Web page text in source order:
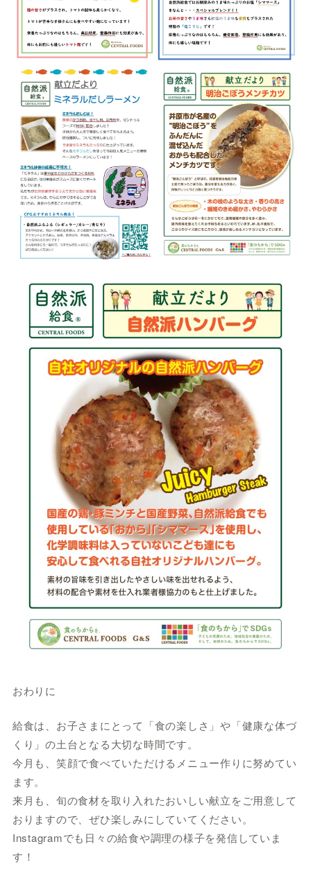
おわりに
給食は、お子さまにとって「食の楽しさ」や「健康な体づ
くり」の土台となる大切な時間です。
今月も、笑顔で食べていただけるメニュー作りに努めてい
ます。
来月も、旬の食材を取り入れたおいしい献立をご用意して
おりますので、ぜひ楽しみにしていてください。
Instagramでも日々の給食や調理の様子を発信していま
す！